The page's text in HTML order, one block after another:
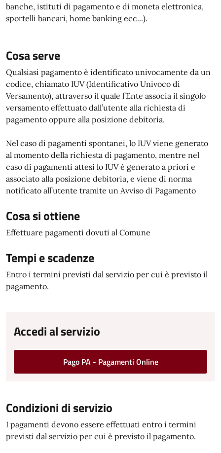
banche, istituti di pagamento e di moneta elettronica,
sportelli bancari, home banking ecc...).
Cosa serve
Qualsiasi pagamento è identificato univocamente da un
codice, chiamato IUV (Identificativo Univoco di
Versamento), attraverso il quale l’Ente associa il singolo
versamento effettuato dall’utente alla richiesta di
pagamento oppure alla posizione debitoria.
Nel caso di pagamenti spontanei, lo IUV viene generato
al momento della richiesta di pagamento, mentre nel
caso di pagamenti attesi lo IUV è generato a priori e
associato alla posizione debitoria, e viene di norma
notificato all’utente tramite un Avviso di Pagamento
Cosa si ottiene
Effettuare pagamenti dovuti al Comune
Tempi e scadenze
Entro i termini previsti dal servizio per cui è previsto il
pagamento.
Accedi al servizio
Pago PA - Pagamenti Online
Condizioni di servizio
I pagamenti devono essere effettuati entro i termini
previsti dal servizio per cui è previsto il pagamento.